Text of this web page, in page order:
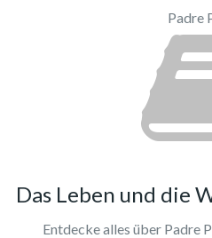
Padre
Das Leben und die
Entdecke alles über Padre